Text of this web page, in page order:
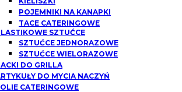
POJEMNIKI NA KANAPKI
TACE CATERINGOWE
SZTUĆCE
SZTUĆCE JEDNORAZOWE
SZTUĆCE WIELORAZOWE
DO GRILLA
DO MYCIA NACZYŃ
CATERINGOWE